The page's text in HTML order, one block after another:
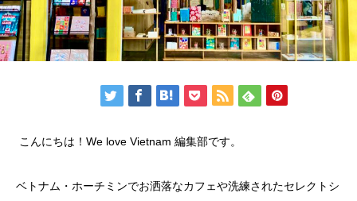
こんにちは！We love Vietnam 編集部です。
ベトナム・ホーチミンでお洒落なカフェや洗練されたセレクトシ